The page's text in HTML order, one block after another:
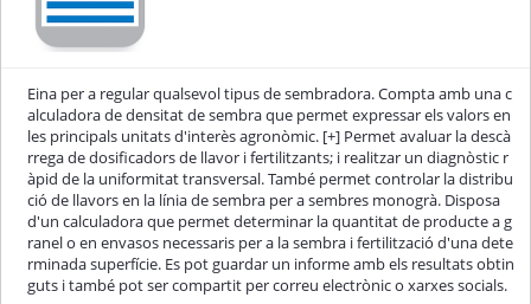
Eina per a regular qualsevol tipus de sembradora. Compta amb una c
alculadora de densitat de sembra que permet expressar els valors en
les principals unitats d'interès agronòmic. [+] Permet avaluar la descà
rrega de dosificadors de llavor i fertilitzants; i realitzar un diagnòstic r
àpid de la uniformitat transversal. També permet controlar la distribu
ció de llavors en la línia de sembra per a sembres monogrà. Disposa
d'un calculadora que permet determinar la quantitat de producte a g
ranel o en envasos necessaris per a la sembra i fertilització d'una dete
rminada superfície. Es pot guardar un informe amb els resultats obtin
guts i també pot ser compartit per correu electrònic o xarxes socials.